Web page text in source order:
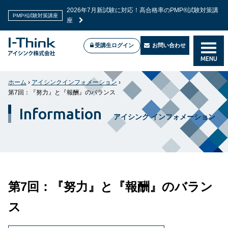
PMP®試験対策講座
2026年7月新試験に対応！高合格率のPMP®試験対策講
座
受講生ログイン お問い合わせ
MENU
Information アイシンク インフォメーション
ホーム › アイシンクインフォメーション ›
第7回：『努力』と『報酬』のバランス
第7回：『努力』と『報酬』のバラン
ス